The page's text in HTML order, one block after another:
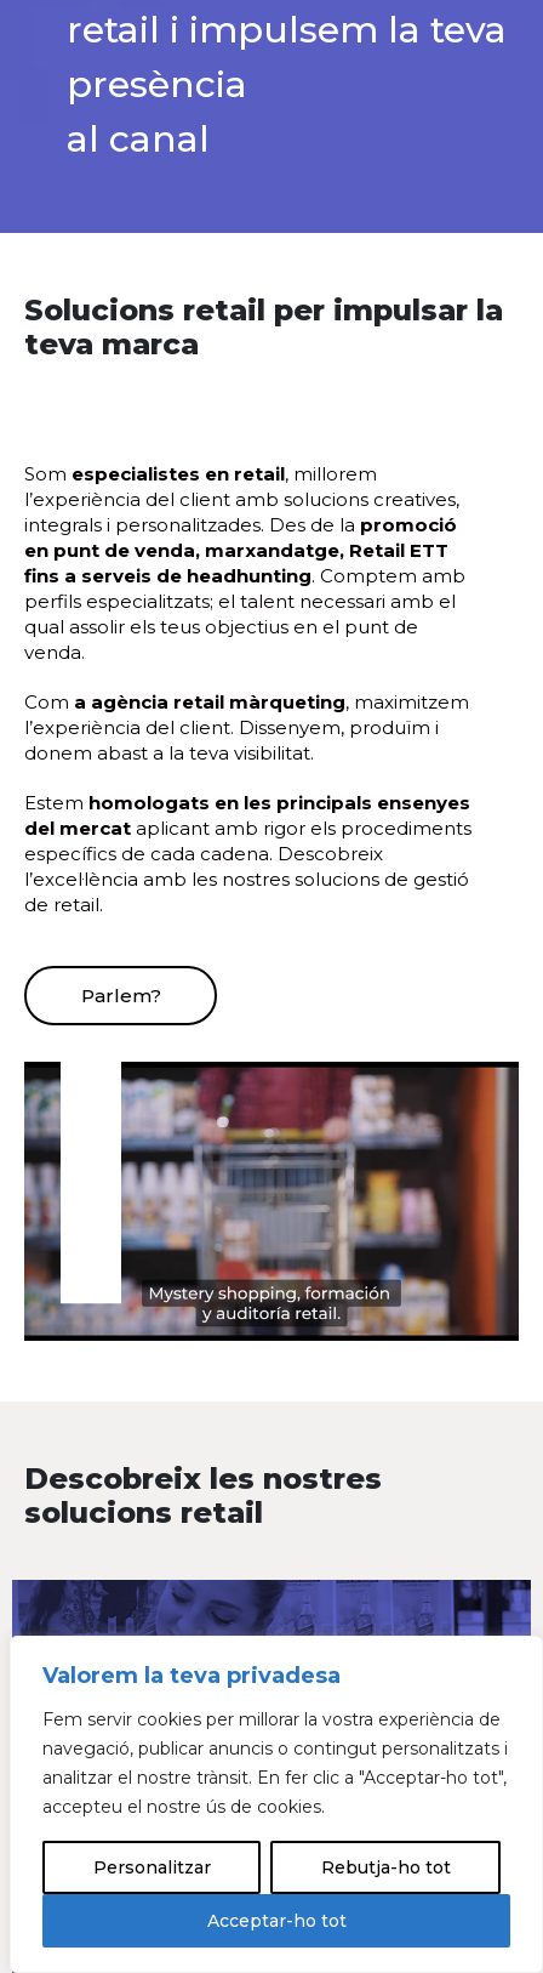
Valorem la teva privadesa
Fem servir cookies per millorar la vostra experiència de
navegació, publicar anuncis o contingut personalitzats i
analitzar el nostre trànsit. En fer clic a "Acceptar-ho tot",
accepteu el nostre ús de cookies.
Personalitzar Rebutja-ho tot
Acceptar-ho tot
retail i impulsem la teva
presència
al canal
Solucions retail per impulsar la
teva marca
Som especialistes en retail, millorem
l’experiència del client amb solucions creatives,
integrals i personalitzades. Des de la promoció
en punt de venda, marxandatge, Retail ETT
fins a serveis de headhunting. Comptem amb
perfils especialitzats; el talent necessari amb el
qual assolir els teus objectius en el punt de
venda.
Com a agència retail màrqueting, maximitzem
l’experiència del client. Dissenyem, produïm i
donem abast a la teva visibilitat.
Estem homologats en les principals ensenyes
del mercat aplicant amb rigor els procediments
específics de cada cadena. Descobreix
l’excel·lència amb les nostres solucions de gestió
de retail.
Parlem?
Descobreix les nostres
solucions retail
/ ACTIVACIÓ PUNT
DE VENDA